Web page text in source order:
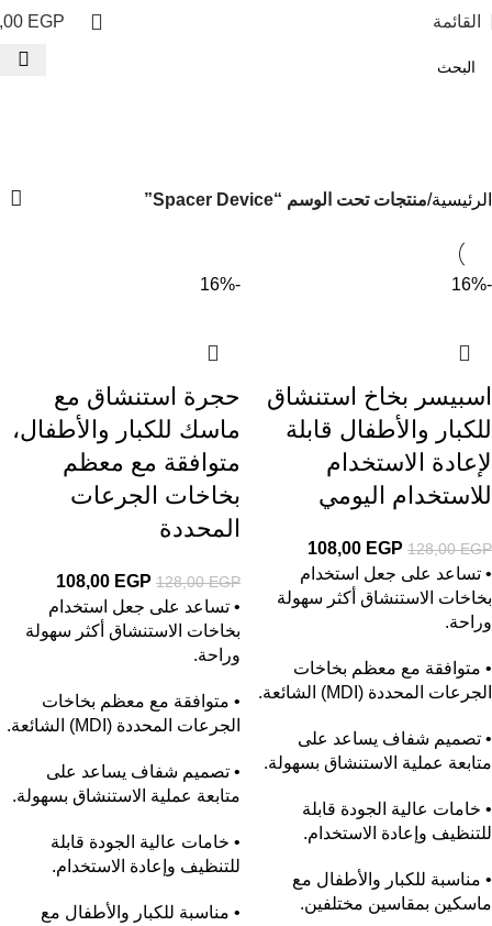
القائمة EGP
الرئيسية منتجات تحت الوسم “Spacer Device”
-16%
اسبيسر بخاخ استنشاق
للكبار والأطفال قابلة
لإعادة الاستخدام
للاستخدام اليومي
128,00EGP
108,00 EGP
• تساعد على جعل استخدام
بخاخات الاستنشاق أكثر سهولة
وراحة.
• متوافقة مع معظم بخاخات
الجرعات المحددة (MDI) الشائعة.
• تصميم شفاف يساعد على
متابعة عملية الاستنشاق بسهولة.
• خامات عالية الجودة قابلة
للتنظيف وإعادة الاستخدام.
• مناسبة للكبار والأطفال مع
ماسكين بمقاسين مختلفين.
-16%
حجرة استنشاق مع
ماسك للكبار والأطفال،
متوافقة مع معظم
بخاخات الجرعات
المحددة
128,00EGP
108,00 EGP
• تساعد على جعل استخدام
بخاخات الاستنشاق أكثر سهولة
وراحة.
• متوافقة مع معظم بخاخات
الجرعات المحددة (MDI) الشائعة.
• تصميم شفاف يساعد على
متابعة عملية الاستنشاق بسهولة.
• خامات عالية الجودة قابلة
للتنظيف وإعادة الاستخدام.
• مناسبة للكبار والأطفال مع